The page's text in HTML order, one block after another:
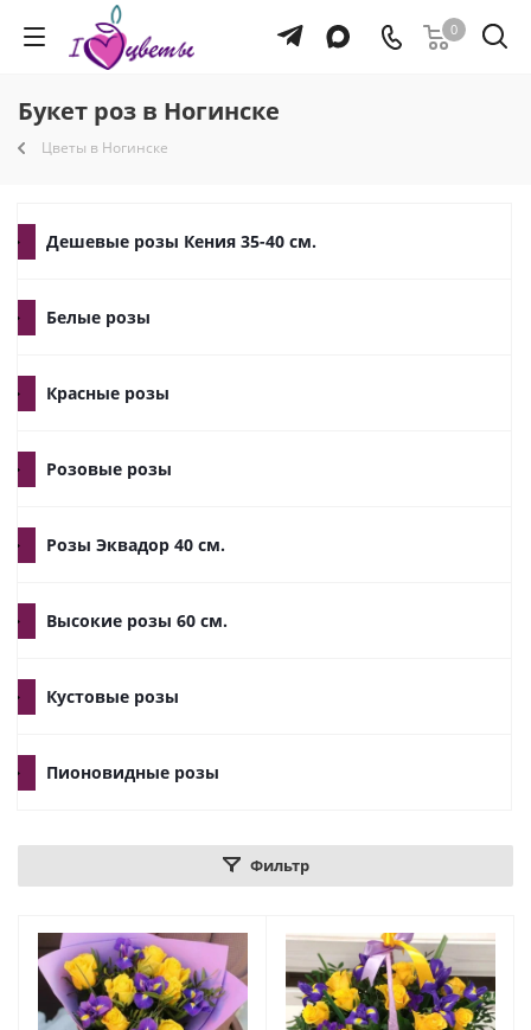
0
Букет роз в Ногинске
Цветы в Ногинске
Дешевые розы Кения 35-40 см.
Белые розы
Красные розы
Розовые розы
Розы Эквадор 40 см.
Высокие розы 60 см.
Кустовые розы
Пионовидные розы
Фильтр